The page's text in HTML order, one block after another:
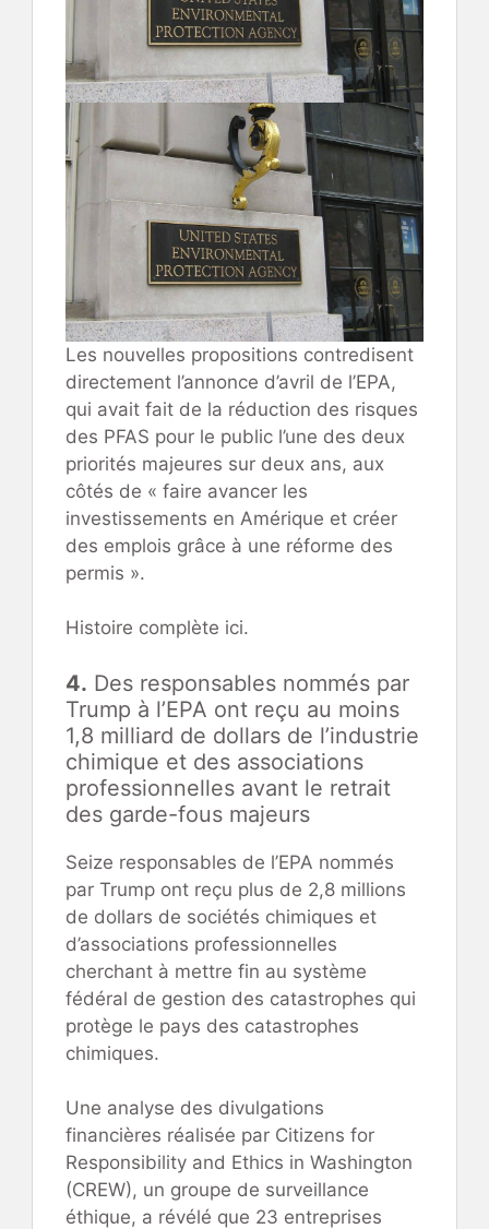
Les nouvelles propositions contredisent
directement l’annonce d’avril de l’EPA,
qui avait fait de la réduction des risques
des PFAS pour le public l’une des deux
priorités majeures sur deux ans, aux
côtés de « faire avancer les
investissements en Amérique et créer
des emplois grâce à une réforme des
permis ».
Histoire complète ici.
4. Des responsables nommés par
Trump à l’EPA ont reçu au moins
1,8 milliard de dollars de l’industrie
chimique et des associations
professionnelles avant le retrait
des garde-fous majeurs
Seize responsables de l’EPA nommés
par Trump ont reçu plus de 2,8 millions
de dollars de sociétés chimiques et
d’associations professionnelles
cherchant à mettre fin au système
fédéral de gestion des catastrophes qui
protège le pays des catastrophes
chimiques.
Une analyse des divulgations
financières réalisée par Citizens for
Responsibility and Ethics in Washington
(CREW), un groupe de surveillance
éthique, a révélé que 23 entreprises